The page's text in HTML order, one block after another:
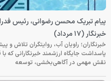
پیام تبریک محسن رضوانی، رئیس
خبرنگار (۱۷ مرداد)
پاسداشت جایگاه ارزشمند خبرنگارانی که
نقش مهمی در آگاهی‌بخشی، توسعه